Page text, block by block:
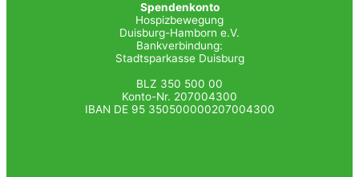
Spendenkonto
Hospizbewegung
Duisburg-Hamborn e.V.
Bankverbindung:
Stadtsparkasse Duisburg
BLZ 350 500 00
Konto-Nr. 207004300
IBAN DE 95 350500000207004300